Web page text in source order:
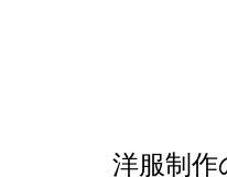
洋服制作